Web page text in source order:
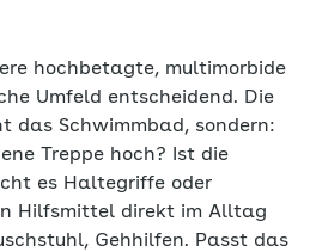
hochbetagte, multimorbide
Umfeld entscheidend. Die
das Schwimmbad, sondern:
Treppe hoch? Ist die
es Haltegriffe oder
Hilfsmittel direkt im Alltag
Gehhilfen. Passt das